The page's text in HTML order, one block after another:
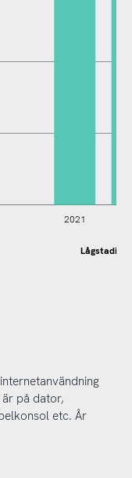
Lågstadiet
2021
på dator,
etc. År